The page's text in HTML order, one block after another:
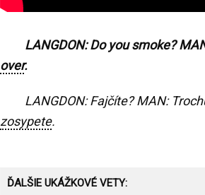
LANGDON: Do you smoke?
over.
LANGDON: Fajčíte? MAN:
zosypete.
ĎALŠIE UKÁŽKOVÉ VETY: